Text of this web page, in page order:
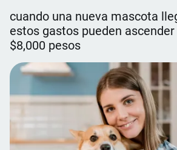
cuando una nueva mascota
estos gastos pueden
$8,000 pesos